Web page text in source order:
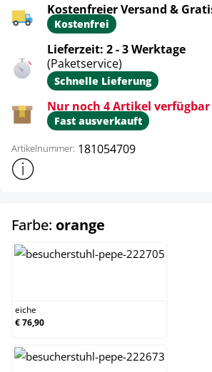
Kostenfreier Versand &
Kostenfrei
Lieferzeit: 2 - 3 Werktage
(Paketservice)
Schnelle Lieferung
Nur noch 4 Artikel verfügbar
Fast ausverkauft
Artikelnummer: 181054709
Weitere Produktinformationen anzeigen
Farbe: orange
eiche
€ 76,90